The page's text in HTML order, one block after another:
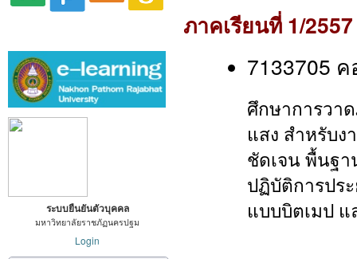
ระบบยืนยันตัวบุคคล
มหาวิทยาลัยราชภัฏนครปฐม
Login
ภาคเรียนที่ 1/2557
7133705
ศึกษาการวา
แสง สําหรับง
ชัดเจน พื้นฐา
ปฏิบัติการปร
แบบบิตเมป แ